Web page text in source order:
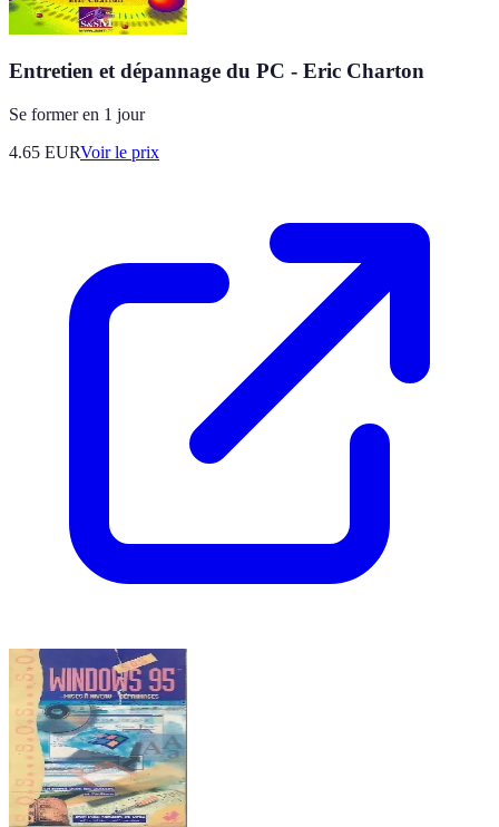
Entretien et dépannage du PC - Eric Charton
Se former en 1 jour
4.65 EURVoir le prix